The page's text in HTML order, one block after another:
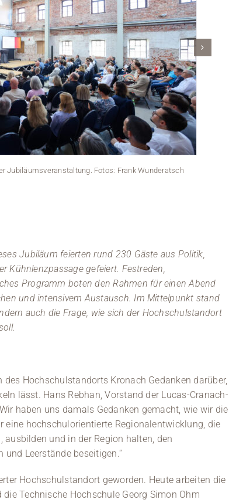
Jubiläumsveranstaltung. Fotos: Frank Wunderatsch
Jubiläum feierten rund 230 Gäste aus Politik,
Kühnlenzpassage gefeiert. Festreden,
Programm boten den Rahmen für einen Abend
und intensivem Austausch. Im Mittelpunkt stand
auch die Frage, wie sich der Hochschulstandort
Hochschulstandorts Kronach Gedanken darüber,
lässt. Hans Rebhan, Vorstand der Lucas-Cranach-
haben uns damals Gedanken gemacht, wie wir die
eine hochschulorientierte Regionalentwicklung, die
und in der Region halten, den
Leerstände beseitigen.“
Hochschulstandort geworden. Heute arbeiten die
Technische Hochschule Georg Simon Ohm